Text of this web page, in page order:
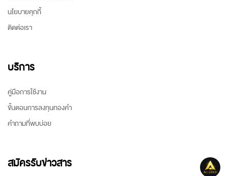
นโยบายคุกกี้
ติดต่อเรา
บริการ
คู่มือการใช้งาน
ขั้นตอนการลงทุนทองคำ
คำถามที่พบบ่อย
สมัครรับข่าวสาร